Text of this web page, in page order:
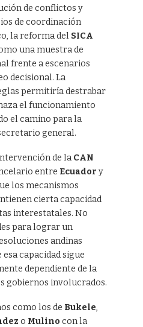
de conflictos y
de coordinación
la reforma del SICA
una muestra de
frente a escenarios
decisional. La
permitiría destrabar
el funcionamiento
el camino para la
general.
de la CAN
entre Ecuador y
los mecanismos
cierta capacidad
interestatales. No
para lograr un
andinas
capacidad sigue
dependiente de la
gobiernos involucrados.
como los de Bukele,
o Mulino con la